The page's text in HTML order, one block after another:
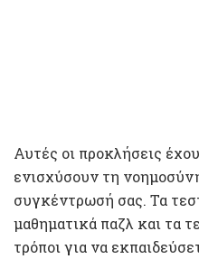
Αυτές οι προκλήσεις
ενισχύσουν τη
συγκέντρωσή σας. Τα
μαθηματικά παζλ και τα
τρόποι για να